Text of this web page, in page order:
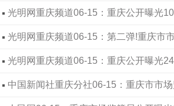
案件!严重者已被追刑!
督管理局公开曝光23起假劣肉制品典型违
涉掺假掺杂和虚假宣传、非法添加、原料
光明网重庆频道06-15：重庆公开曝光
类食品安全典型违法案件
光明网重庆频道06-15：第二弹!重庆市
局公开曝光10起火锅类食品安全典型违法
别餐饮店误把海芋当“芋头“致退赔并受罚
光明网重庆频道06-15：重庆公开曝光
抽检不合格典型违法案件
中国新闻社重庆分社06-15：重庆市市